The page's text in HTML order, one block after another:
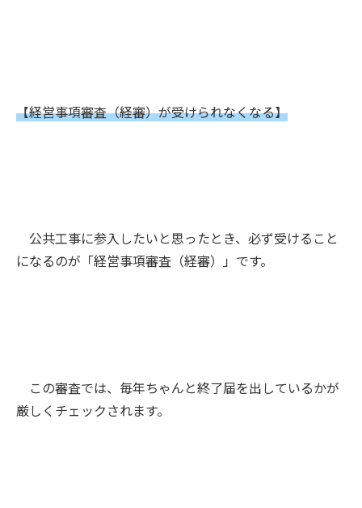
【経営事項審査（経審）が受けられなくなる】
公共工事に参入したいと思ったとき、必ず受けること
になるのが「経営事項審査（経審）」です。
この審査では、毎年ちゃんと終了届を出しているかが
厳しくチェックされます。